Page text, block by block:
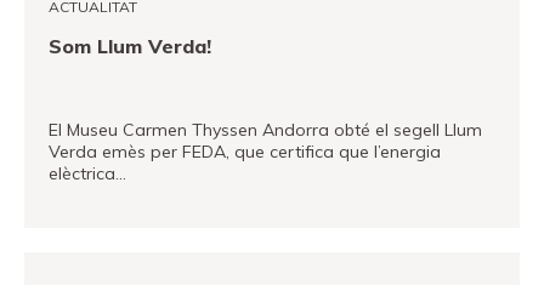
ACTUALITAT
Som Llum Verda!
El Museu Carmen Thyssen Andorra obté el segell Llum
Verda emès per FEDA, que certifica que l’energia
elèctrica…